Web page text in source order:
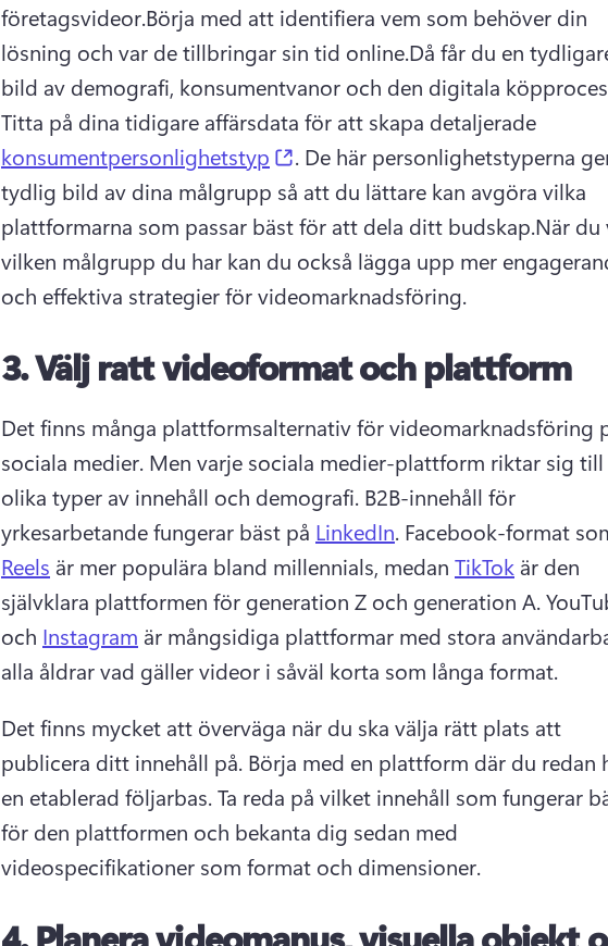
företagsvideor.Börja med att identifiera vem som behöver din
lösning och var de tillbringar sin tid online.Då får du en
Titta på dina tidigare affärsdata för att skapa detaljerade
konsumentpersonlighetstyp
(opens in a new tab)
. De här personlighetstyperna
tydlig bild av dina målgrupp så att du lättare kan avgöra vilka
plattformarna som passar bäst för att dela ditt budskap.När du
vilken målgrupp du har kan du också lägga upp mer
och effektiva strategier för videomarknadsföring.
3.Välj ratt videoformat och plattform
Det finns många plattformsalternativ för videomarknadsföring
sociala medier. Men varje sociala medier-plattform riktar sig till
olika typer av innehåll och demografi. B2B-innehåll för
yrkesarbetande fungerar bäst på LinkedIn. Facebook-format
Reels är mer populära bland millennials, medan TikTok är den
självklara plattformen för generation Z och generation A.
och Instagram är mångsidiga plattformar med stora
alla åldrar vad gäller videor i såväl korta som långa format.
Det finns mycket att överväga när du ska välja rätt plats att
publicera ditt innehåll på. Börja med en plattform där du redan
en etablerad följarbas. Ta reda på vilket innehåll som fungerar
för den plattformen och bekanta dig sedan med
videospecifikationer som format och dimensioner.
4.Planera videomanus, visuella objekt